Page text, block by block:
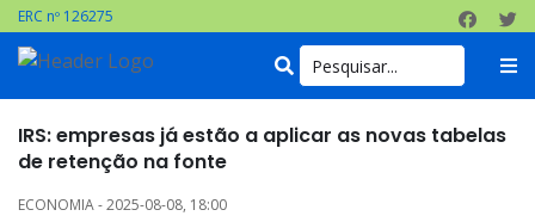
ERC nº 126275
IRS: empresas já estão a aplicar as novas tabelas
de retenção na fonte
ECONOMIA - 2025-08-08, 18:00